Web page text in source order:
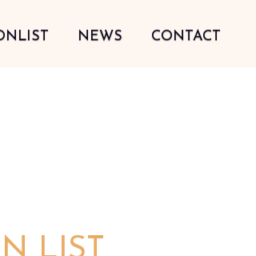
NEWS CONTACT